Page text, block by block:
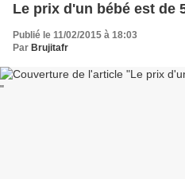
Le prix d'un bébé est de
Publié le 11/02/2015 à 18:03
Par Brujitafr